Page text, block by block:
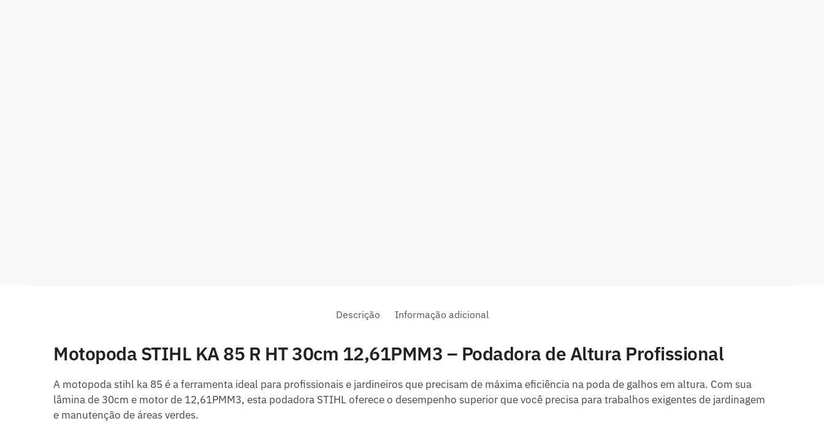
Descrição Informação adicional
Motopoda STIHL KA 85 R HT 30cm 12,61PMM3 – Podadora de Altura Profissional
A motopoda stihl ka 85 é a ferramenta ideal para profissionais e jardineiros que precisam de máxima eficiência na poda de galhos em altura. Com sua
lâmina de 30cm e motor de 12,61PMM3, esta podadora STIHL oferece o desempenho superior que você precisa para trabalhos exigentes de jardinagem
e manutenção de áreas verdes.